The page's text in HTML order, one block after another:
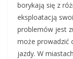
borykają się z
eksploatacją
problemów jest
może prowadzić
jazdy. W